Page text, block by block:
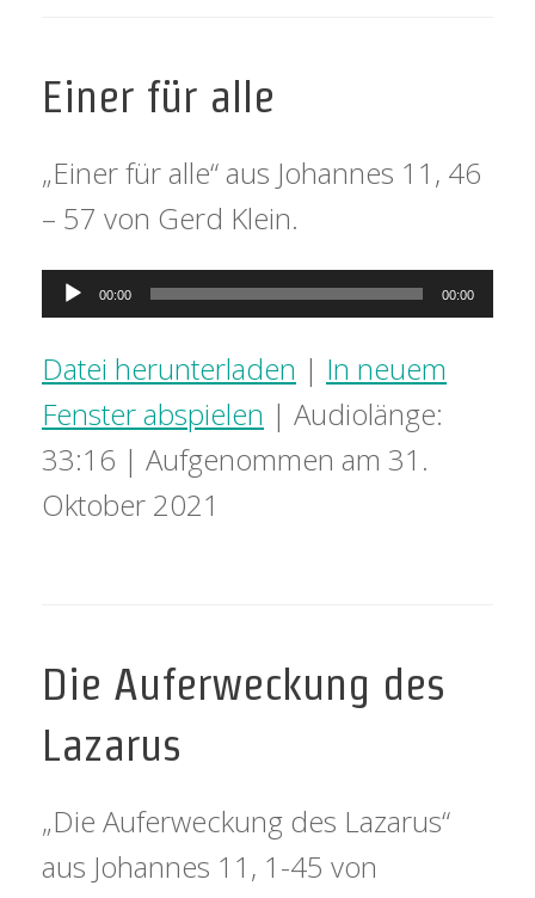
Einer für alle
„Einer für alle“ aus Johannes 11, 46
– 57 von Gerd Klein.
Audio-
00:00 00:00
Datei herunterladen | In neuem
Fenster abspielen | Audiolänge:
33:16 | Aufgenommen am 31.
Oktober 2021
Die Auferweckung des
Lazarus
„Die Auferweckung des Lazarus“
aus Johannes 11, 1-45 von